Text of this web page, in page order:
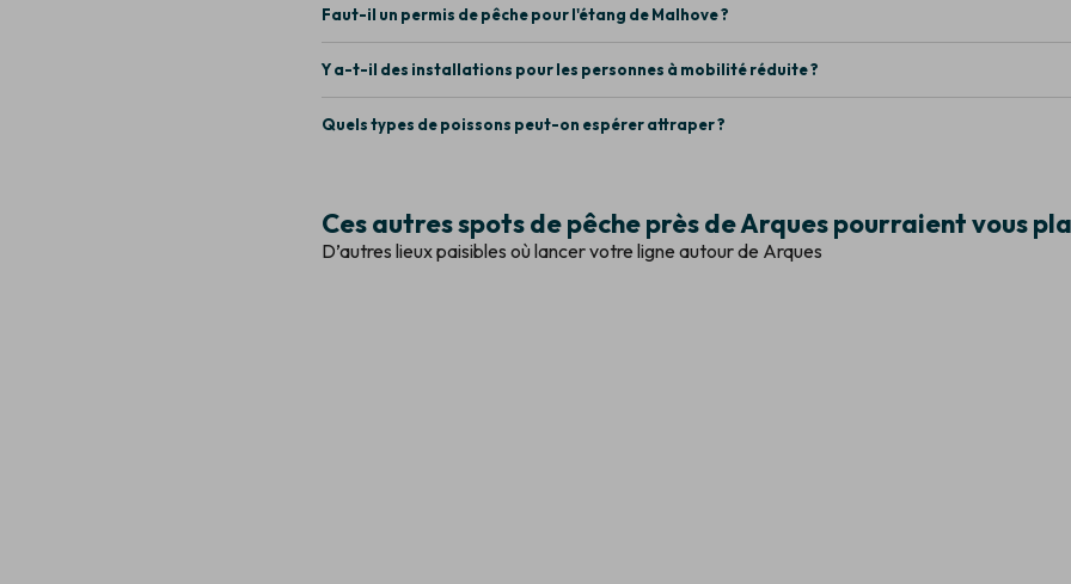
Faut-il un permis de pêche pour l'étang de Malhove ?
Y a-t-il des installations pour les personnes à mobilité réduite ?
Quels types de poissons peut-on espérer attraper ?
Ces autres spots de pêche près de Arques pourraient vous
D’autres lieux paisibles où lancer votre ligne autour de Arques